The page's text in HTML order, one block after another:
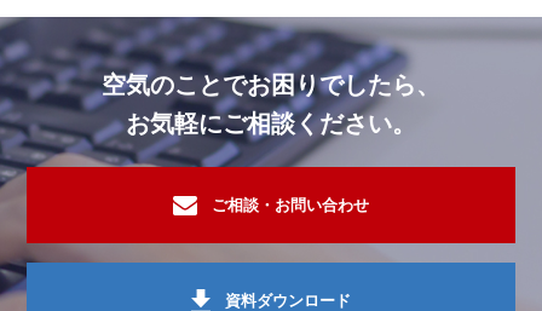
オフィスビル・複合ビル施設 活性炭脱臭装置・活性炭
オフィスビル・複合ビル施設 活性炭脱臭装置・活性炭
オフィスビル・複合ビル施設 セラミックフィルター脱臭装置ゼオガ
オフィスビル・複合ビル施設 セラミックフィルター脱臭装置ゼオガ
オフィスビル・複合ビル施設 脱臭作業・施工
オフィスビル・複合ビル施設 セラミックフィルター脱臭装置ゼオガ
オフィスビル・複合ビル施設
空気のことでお困りでしたら、
お気軽にご相談ください。
ご相談・お問い合わせ
資料ダウンロード